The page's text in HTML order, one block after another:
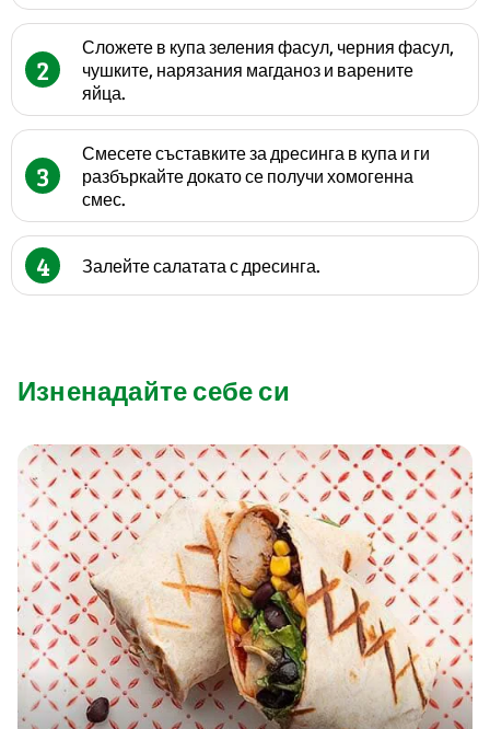
2
Сложете в купа зеления фасул, черния фасул,
чушките, нарязания магданоз и варените
яйца.
3
Смесете съставките за дресинга в купа и ги
разбъркайте докато се получи хомогенна
смес.
4 Залейте салатата с дресинга.
Изненадайте себе си